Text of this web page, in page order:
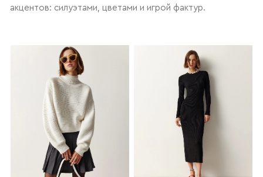
акцентов: силуэтами, цветами и игрой фактур.